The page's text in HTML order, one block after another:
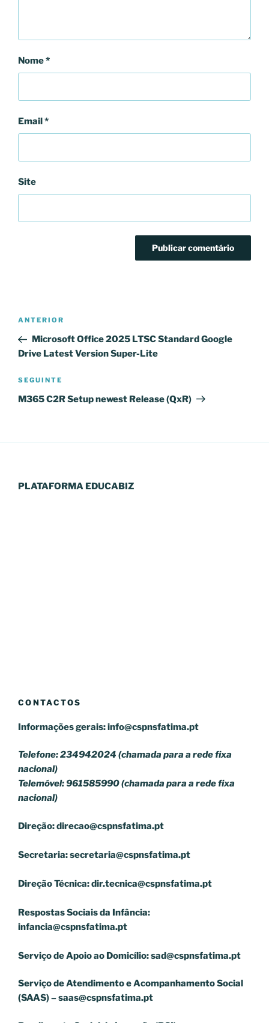
Nome*
Email*
Site
Navegação
artigos
Conteúdo
anterior
ANTERIOR
Microsoft Office 2025 LTSC Standard Google
Drive Latest Version Super-Lite
Conteúdo
seguinte
SEGUINTE
M365 C2R Setup newest Release (QxR)
PLATAFORMA EDUCABIZ
CONTACTOS
Informações gerais:info@cspnsfatima.pt
Telefone: 234942024 (chamada para a rede fixa
nacional)
Telemóvel: 961585990 (chamada para a rede fixa
nacional)
Direção:direcao@cspnsfatima.pt
Secretaria:secretaria@cspnsfatima.pt
Direção Técnica:dir.tecnica@cspnsfatima.pt
Respostas Sociais da Infância:
infancia@cspnsfatima.pt
Serviço de Apoio ao Domicílio:sad@cspnsfatima.pt
Serviço de Atendimento e Acompanhamento Social
(SAAS) –saas@cspnsfatima.pt